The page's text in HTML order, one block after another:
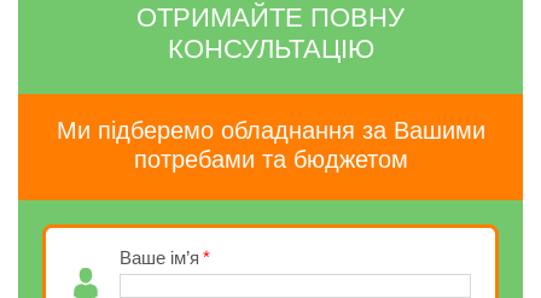
ОТРИМАЙТЕ ПОВНУ
КОНСУЛЬТАЦІЮ
Ми підберемо обладнання за Вашими
потребами та бюджетом
Ваше ім’я